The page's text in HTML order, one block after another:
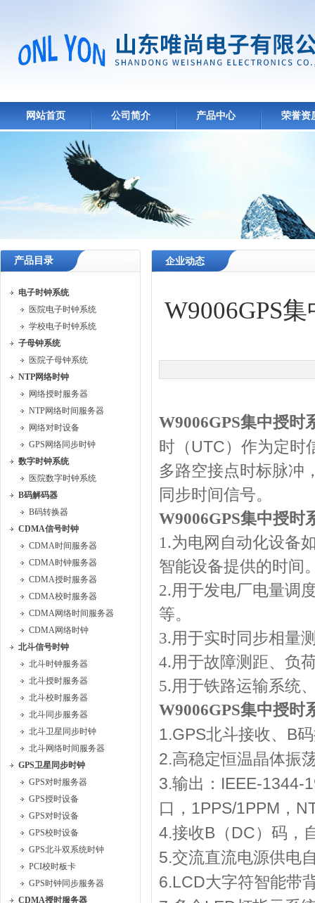
网站首页 公司简介 产品中心 荣誉资
产品目录
电子时钟系统
医院电子时钟系统
学校电子时钟系统
子母钟系统
医院子母钟系统
NTP网络时钟
网络授时服务器
NTP网络时间服务器
网络对时设备
GPS网络同步时钟
数字时钟系统
医院数字时钟系统
B码解码器
B码转换器
CDMA信号时钟
CDMA时间服务器
CDMA时钟服务器
CDMA授时服务器
CDMA校时服务器
CDMA网络时间服务器
CDMA网络时钟
北斗信号时钟
北斗时钟服务器
北斗授时服务器
北斗校时服务器
北斗同步服务器
北斗卫星同步时钟
北斗网络时间服务器
GPS卫星同步时钟
GPS对时服务器
GPS授时设备
GPS对时设备
GPS校时设备
GPS北斗双系统时钟
PCI校时板卡
GPS时钟同步服务器
CDMA授时服务器
企业动态
W9006GPS
W9006GPS集中授时
时（UTC）作为定时
多路空接点时标脉冲
同步时间信号。
W9006GPS集中授时
1.为电网自动化设备
智能设备提供的时间
2.用于发电厂电量调
等。
3.用于实时同步相量
4.用于故障测距、负
5.用于铁路运输系统
W9006GPS集中授时
1.GPS北斗接收、 B
2.高稳定恒温晶体振
3.输出： IEEE-1344-
口， 1PPS/1PPM ，
4.接收B （ DC）码，
5.交流直流电源供电
6.LCD大字符智能带